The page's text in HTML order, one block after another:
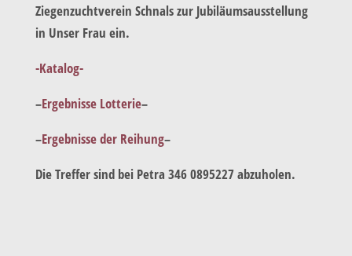
Ziegenzuchtverein Schnals zur Jubiläumsausstellung
in Unser Frau ein.
-Katalog-
–Ergebnisse Lotterie–
–Ergebnisse der Reihung–
Die Treffer sind bei Petra 346 0895227 abzuholen.